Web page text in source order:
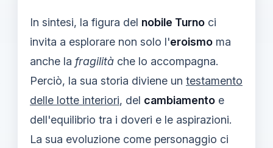
In sintesi, la figura del nobile Turno ci
invita a esplorare non solo l'eroismo ma
anche la fragilità che lo accompagna.
Perciò, la sua storia diviene un testamento
delle lotte interiori, del cambiamento e
dell'equilibrio tra i doveri e le aspirazioni.
La sua evoluzione come personaggio ci